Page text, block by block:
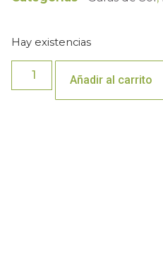
Hay existencias
Añadir al carrito